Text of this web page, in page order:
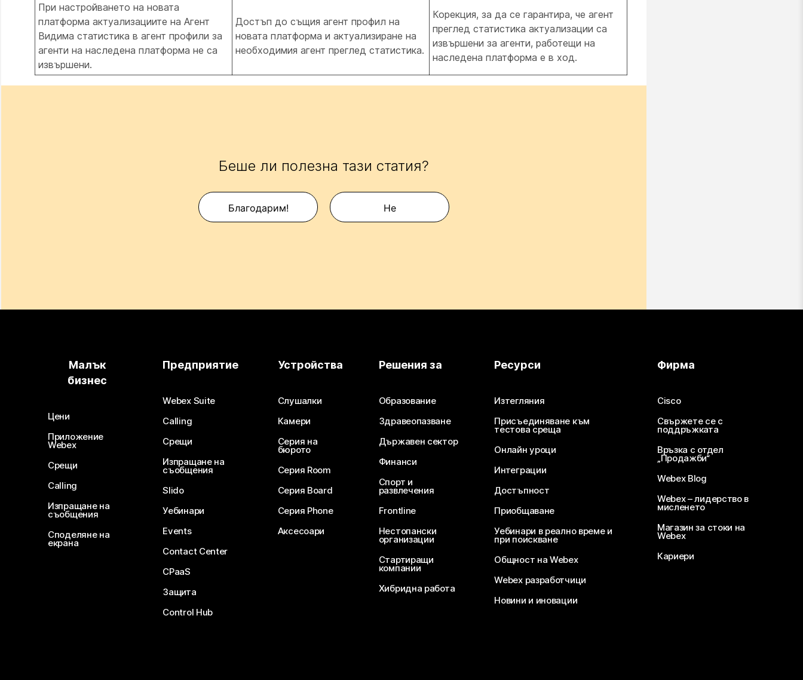
При настройването на новата
платформа актуализациите на Агент
Видима статистика в агент профили за
агенти на наследена платформа не са
извършени.
Достъп до същия агент профил на
новата платформа и актуализиране на
необходимия агент преглед статистика.
Корекция, за да се гарантира, че агент
преглед статистика актуализации са
извършени за агенти, работещи на
наследена платформа е в ход.
Беше ли полезна тази статия?
Благодарим! Не
Малък
бизнес
Цени
Приложение
Webex
Срещи
Calling
Изпращане на
съобщения
Споделяне на
екрана
Предприятие
Webex Suite
Calling
Срещи
Изпращане на
съобщения
Slido
Уебинари
Events
Contact Center
CPaaS
Защита
Control Hub
Устройства
Слушалки
Камери
Серия на
бюрото
Серия Room
Серия Board
Серия Phone
Аксесоари
Решения за
Образование
Здравеопазване
Държавен сектор
Финанси
Спорт и
развлечения
Frontline
Нестопански
организации
Стартиращи
компании
Хибридна работа
Ресурси
Изтегляния
Присъединяване към
тестова среща
Онлайн уроци
Интеграции
Достъпност
Приобщаване
Уебинари в реално време и
при поискване
Общност на Webex
Webex разработчици
Новини и иновации
Фирма
Cisco
Свържете се с
поддръжката
Връзка с отдел
„Продажби“
Webex Blog
Webex – лидерство в
мисленето
Магазин за стоки на
Webex
Кариери